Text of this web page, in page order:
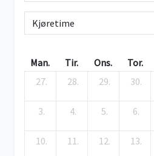
Man. Tir. Ons. Tor.
27.
28. 29. 30.
3. 4. 5. 6.
10. 11. 12. 13.